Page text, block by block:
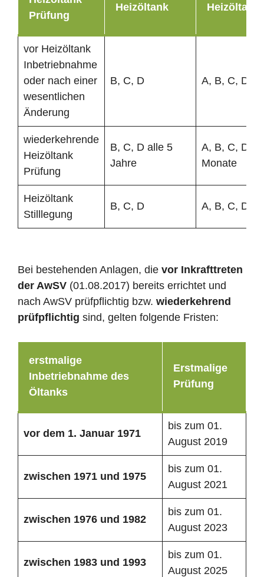
Prüfung
Heizöltank Heizöltank
vor Heizöltank
Inbetriebnahme
oder nach einer
wesentlichen
Änderung
B, C, D A, B, C, D
wiederkehrende
Heizöltank
Prüfung
B, C, D alle 5
Jahre
A, B, C, D
Monate
Heizöltank
Stilllegung
B, C, D A, B, C, D
Bei bestehenden Anlagen, die vor Inkrafttreten
der AwSV (01.08.2017) bereits errichtet und
nach AwSV prüfpflichtig bzw. wiederkehrend
prüfpflichtig sind, gelten folgende Fristen:
erstmalige
Inbetriebnahme des
Öltanks
Erstmalige
Prüfung
vor dem 1. Januar 1971
bis zum 01.
August 2019
zwischen 1971 und 1975
bis zum 01.
August 2021
zwischen 1976 und 1982
bis zum 01.
August 2023
zwischen 1983 und 1993
bis zum 01.
August 2025